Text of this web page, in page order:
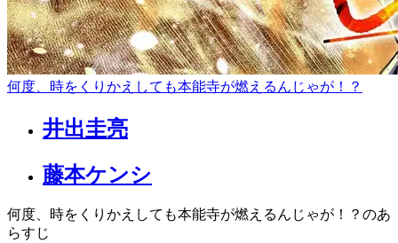
何度、時をくりかえしても本能寺が燃えるんじゃが！？
井出圭亮
藤本ケンシ
何度、時をくりかえしても本能寺が燃えるんじゃが！？のあ
らすじ